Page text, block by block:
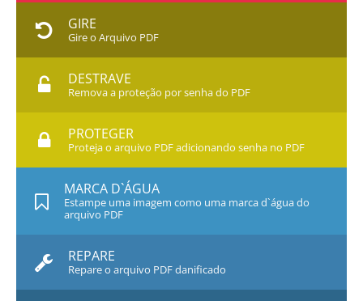
GIRE
Gire o Arquivo PDF
DESTRAVE
Remova a proteção por senha do PDF
PROTEGER
Proteja o arquivo PDF adicionando senha no PDF
MARCA D`ÁGUA
Estampe uma imagem como uma marca d`água do
arquivo PDF
REPARE
Repare o arquivo PDF danificado